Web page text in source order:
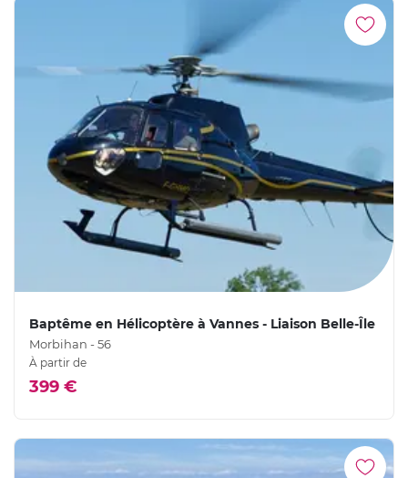
Baptême en Hélicoptère à Vannes - Liaison Belle-Île
Morbihan - 56
À partir de
399 €